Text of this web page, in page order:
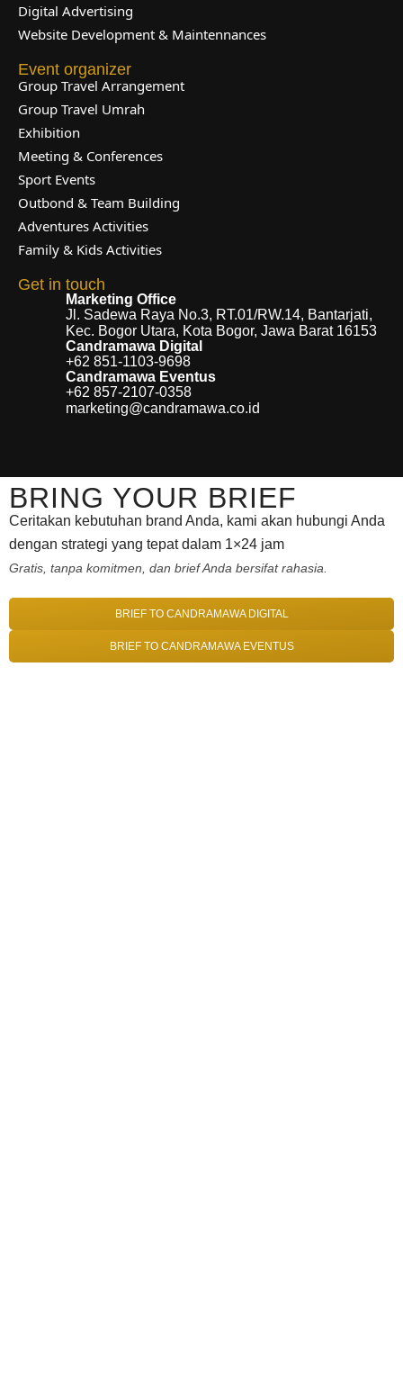
Digital Advertising
Website Development & Maintennances
Event organizer
Group Travel Arrangement
Group Travel Umrah
Exhibition
Meeting & Conferences
Sport Events
Outbond & Team Building
Adventures Activities
Family & Kids Activities
Get in touch
Marketing Office
Jl. Sadewa Raya No.3, RT.01/RW.14, Bantarjati,
Kec. Bogor Utara, Kota Bogor, Jawa Barat 16153
Candramawa Digital
+62 851-1103-9698
Candramawa Eventus
+62 857-2107-0358
marketing@candramawa.co.id
BRING YOUR BRIEF
Ceritakan kebutuhan brand Anda, kami akan hubungi Anda
dengan strategi yang tepat dalam 1×24 jam
Gratis, tanpa komitmen, dan brief Anda bersifat rahasia.
BRIEF TO CANDRAMAWA DIGITAL
BRIEF TO CANDRAMAWA EVENTUS